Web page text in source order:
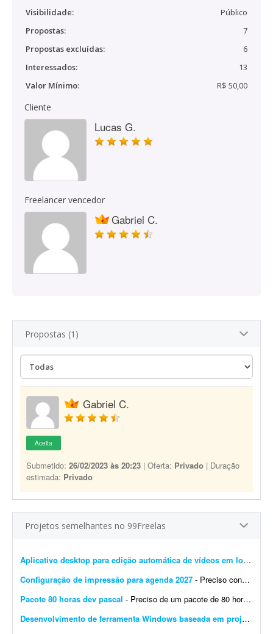
Visibilidade:
Público
Propostas:
7
Propostas excluídas:
6
Interessados:
13
Valor Mínimo:
R$ 50,00
Cliente
Lucas G.
Freelancer vencedor
Gabriel C.
Propostas (1)
Gabriel C.
Aceita
Submetido: 26/02/2023 às 20:23 | Oferta: Privado | Duração
estimada: Privado
Projetos semelhantes no 99Freelas
Aplicativo desktop para edição automática de vídeos em lotes
Configuração de impressão para agenda 2027 - Preciso configurar a impressão de uma agenda 2027, de modo que as páginas fiquem organizadas frente e verso. Impressora Canon, porém não está funcionando corretam...
Pacote 80 horas dev pascal - Preciso de um pacote de 80 horas para desenvolvimento e consultoria em pascal. Desenvolvedor terá flexibilidade de horario, desenvolvendo e auxiliando no desenvolvimento de pequenos pacotes ...
Desenvolvimento de ferramenta Windows baseada em projeto open source